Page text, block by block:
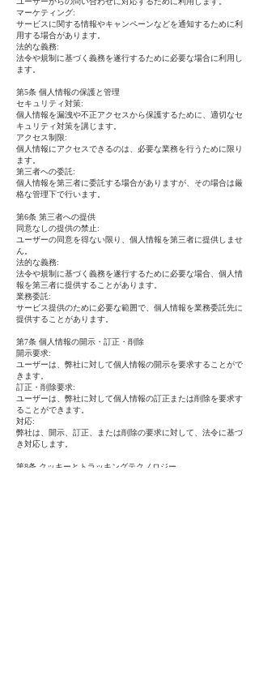
マーケティング:
サービスに関する情報やキャンペーンなどを通知するために利
用する場合があります。
法的な義務:
法令や規制に基づく義務を遂行するために必要な場合に利用し
ます。
第5条 個人情報の保護と管理
セキュリティ対策:
個人情報を漏洩や不正アクセスから保護するために、適切なセ
キュリティ対策を講じます。
アクセス制限:
個人情報にアクセスできるのは、必要な業務を行うために限り
ます。
第三者への委託:
個人情報を第三者に委託する場合がありますが、その場合は厳
格な管理下で行います。
第6条 第三者への提供
同意なしの提供の禁止:
ユーザーの同意を得ない限り、個人情報を第三者に提供しませ
ん。
法的な義務:
法令や規制に基づく義務を遂行するために必要な場合、個人情
報を第三者に提供することがあります。
業務委託:
サービス提供のために必要な範囲で、個人情報を業務委託先に
提供することがあります。
第7条 個人情報の開示・訂正・削除
開示要求:
ユーザーは、弊社に対して個人情報の開示を要求することがで
きます。
訂正・削除要求:
ユーザーは、弊社に対して個人情報の訂正または削除を要求す
ることができます。
対応:
弊社は、開示、訂正、または削除の要求に対して、法令に基づ
き対応します。
第8条 クッキーとトラッキングテクノロジー